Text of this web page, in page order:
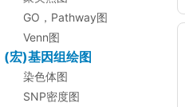
GO，Pathway图
Venn图
(宏)基因组绘图
染色体图
SNP密度图